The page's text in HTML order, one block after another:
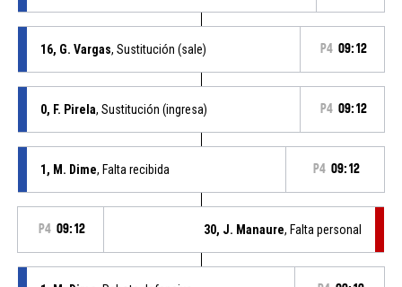
16, G. Vargas, Sustitución (sale) P4 09:12
0, F. Pirela, Sustitución (ingresa) P4 09:12
1, M. Dime, Falta recibida P4 09:12
P4 09:12 30, J. Manaure, Falta personal